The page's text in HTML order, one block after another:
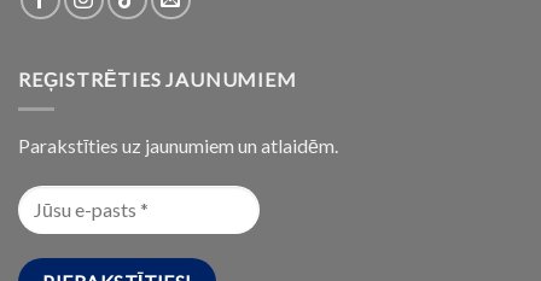
REĢISTRĒTIES JAUNUMIEM
Parakstīties uz jaunumiem un atlaidēm.